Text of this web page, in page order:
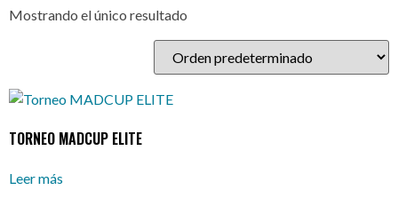
Mostrando el único resultado
TORNEO MADCUP ELITE
Leer más